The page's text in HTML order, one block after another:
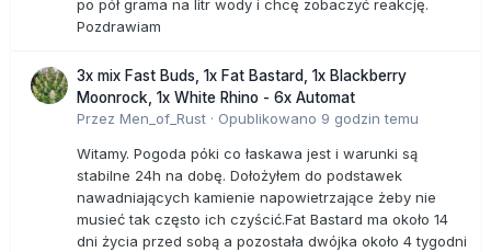
po pół grama na litr wody i chcę zobaczyć reakcję.
Pozdrawiam
3x mix Fast Buds, 1x Fat Bastard, 1x Blackberry
Moonrock, 1x White Rhino - 6x Automat
Przez Men_of_Rust · Opublikowano 9 godzin temu
Witamy. Pogoda póki co łaskawa jest i warunki są
stabilne 24h na dobę. Dołożyłem do podstawek
nawadniających kamienie napowietrzające żeby nie
musieć tak często ich czyścić.Fat Bastard ma około 14
dni życia przed sobą a pozostała dwójka około 4 tygodni